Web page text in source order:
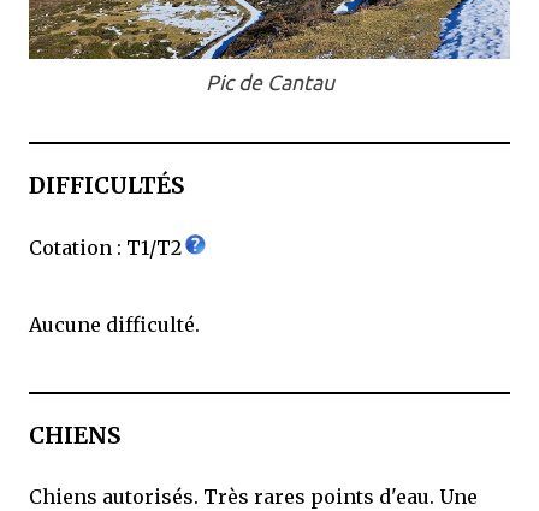
Pic de Cantau
DIFFICULTÉS
Cotation : T1/T2
Aucune difficulté.
CHIENS
Chiens autorisés. Très rares points d'eau. Une